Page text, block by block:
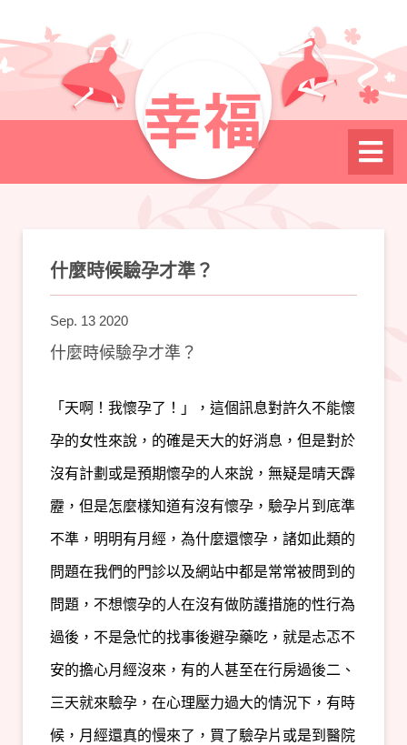
什麼時候驗孕才準？
Sep. 13 2020
什麼時候驗孕才準？
「天啊！我懷孕了！」，這個訊息對許久不能懷
孕的女性來說，的確是天大的好消息，但是對於
沒有計劃或是預期懷孕的人來說，無疑是晴天霹
靂，但是怎麼樣知道有沒有懷孕，驗孕片到底準
不準，明明有月經，為什麼還懷孕，諸如此類的
問題在我們的門診以及網站中都是常常被問到的
問題，不想懷孕的人在沒有做防護措施的性行為
過後，不是急忙的找事後避孕藥吃，就是忐忑不
安的擔心月經沒來，有的人甚至在行房過後二、
三天就來驗孕，在心理壓力過大的情況下，有時
候，月經還真的慢來了，買了驗孕片或是到醫院